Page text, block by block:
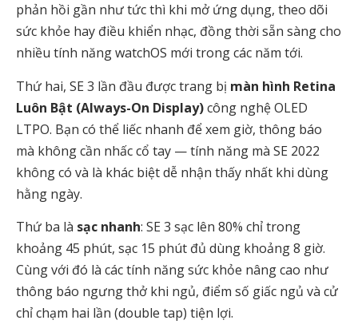
phản hồi gần như tức thì khi mở ứng dụng, theo dõi
sức khỏe hay điều khiển nhạc, đồng thời sẵn sàng cho
nhiều tính năng watchOS mới trong các năm tới.
Thứ hai, SE 3 lần đầu được trang bị màn hình Retina
Luôn Bật (Always-On Display)công nghệ OLED
LTPO. Bạn có thể liếc nhanh để xem giờ, thông báo
mà không cần nhấc cổ tay — tính năng mà SE 2022
không có và là khác biệt dễ nhận thấy nhất khi dùng
hằng ngày.
Thứ ba là sạc nhanh: SE 3 sạc lên 80% chỉ trong
khoảng 45 phút, sạc 15 phút đủ dùng khoảng 8 giờ.
Cùng với đó là các tính năng sức khỏe nâng cao như
thông báo ngưng thở khi ngủ, điểm số giấc ngủ và cử
chỉ chạm hai lần (double tap) tiện lợi.